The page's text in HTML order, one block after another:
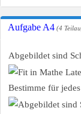
Aufgabe A4 (4
Abgebildet sind
Bestimme für